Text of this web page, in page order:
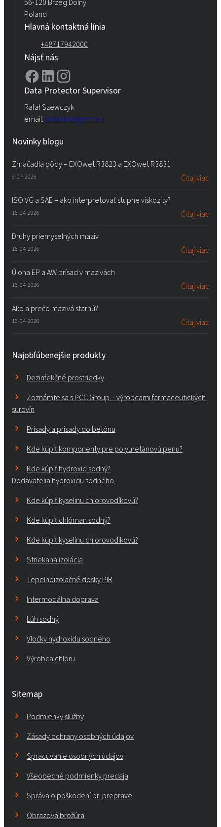
56-120 Brzeg Dolny
Poland
Hlavná kontaktná línia
+48717942000
Nájsť nás
Data Protector Supervisor
Rafał Szewczyk
email: iod.rokita@pcc.eu
Novinky blogu
Zmáčadlá pôdy – EXOwet R3823 a EXOwet R3831
9-07-2026 Čítaj viac
ISO VG a SAE – ako interpretovať stupne viskozity?
16-04-2026 Čítaj viac
Druhy priemyselných mazív
16-04-2026 Čítaj viac
Úloha EP a AW prísad v mazivách
16-04-2026 Čítaj viac
Ako a prečo mazivá starnú?
16-04-2026 Čítaj viac
Najobľúbenejšie produkty
Dezinfekčné prostriedky
Zoznámte sa s PCC Group – výrobcami farmaceutických
surovín
Prísady a prísady do betónu
Kde kúpiť komponenty pre polyuretánovú penu?
Kde kúpiť hydroxid sodný?
Dodávatelia hydroxidu sodného.
Kde kúpiť kyselinu chlorovodíkovú?
Kde kúpiť chlórnan sodný?
Kde kúpiť kyselinu chlorovodíkovú?
Striekaná izolácia
Tepelnoizolačné dosky PIR
Intermodálna doprava
Lúh sodný
Vločky hydroxidu sodného
Výrobca chlóru
Sitemap
Podmienky služby
Zásady ochrany osobných údajov
Spracúvanie osobných údajov
Všeobecné podmienky predaja
Správa o poškodení pri preprave
Obrazová brožúra